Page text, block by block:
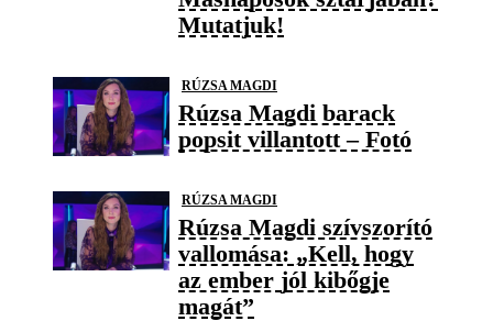
Mutatjuk!
RÚZSA MAGDI
Rúzsa Magdi barack
popsit villantott – Fotó
RÚZSA MAGDI
Rúzsa Magdi szívszorító
vallomása: „Kell, hogy
az ember jól kibőgje
magát”